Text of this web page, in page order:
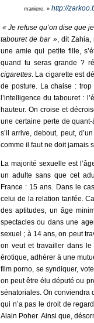
maniere. » http://
« Je refuse qu’on dise que
tabouret de bar », dit Zahia,
une amie qui petite fille,
quand tu seras grande ?
cigarettes. La cigarette est
de posture. La chaise : trop
l’intelligence du tabouret :
hauteur. On croise et
une certaine perte de
s’il arrive, debout, peut,
comme il faut ne doit jamais
La majorité sexuelle est
un adulte sans que cet
France : 15 ans. Dans le
celui de la relation tarifée.
des aptitudes, un âge
spectacles ou dans une
sexuel ; à 14 ans, on peut
on veut et travailler dans le
érotique, adhérer à une
film porno, se syndiquer,
on peut être élu député ou
sénatoriales. On conviendra
qui n’a pas le droit de
Alain Poher. Ainsi que,